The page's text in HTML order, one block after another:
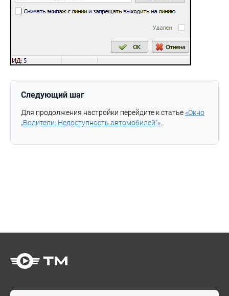
Следующий шаг
Для продолжения настройки перейдите к статье «Окно
„Водители: Недоступность автомобилей“»